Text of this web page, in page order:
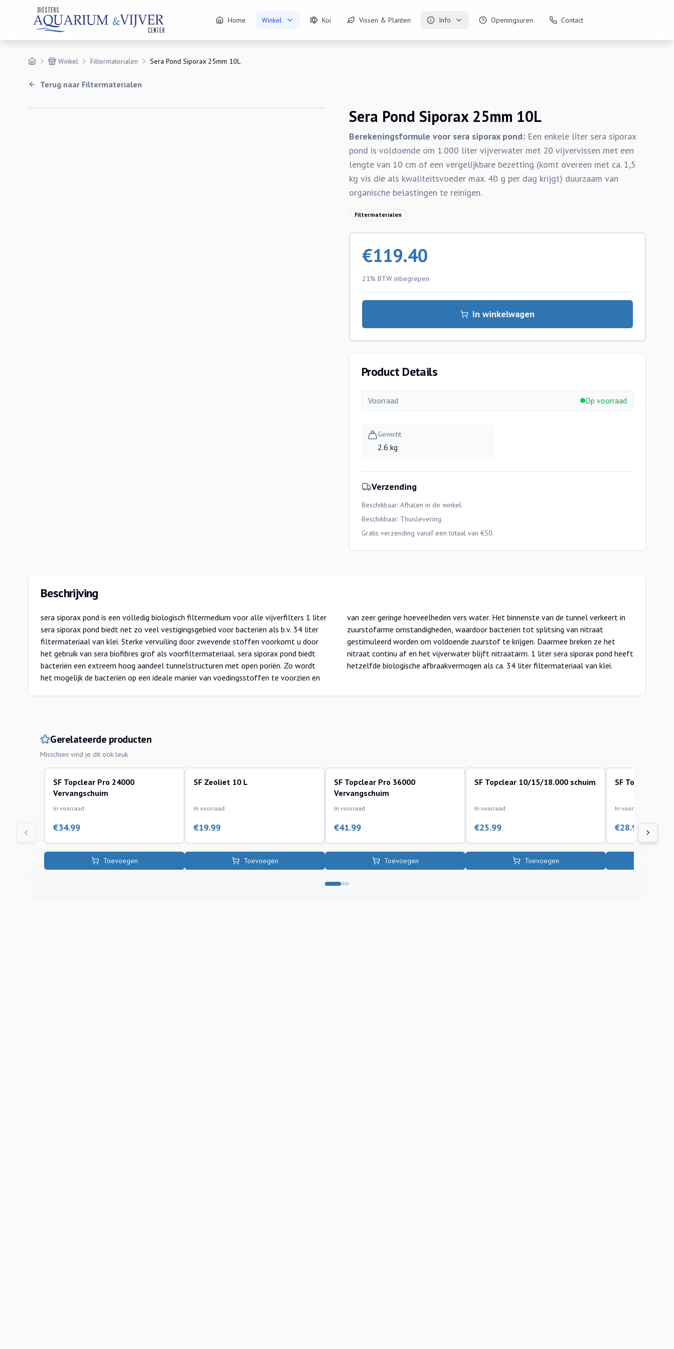
Home Winkel Koi Vissen & Planten Info Openingsuren Contact
Winkel Filtermaterialen Sera Pond Siporax 25mm 10L
Terug naar Filtermaterialen
Sera Pond Siporax 25mm 10L
Berekeningsformule voor sera siporax pond: Een enkele liter sera siporax
pond is voldoende om 1.000 liter vijverwater met 20 vijvervissen met een
lengte van 10 cm of een vergelijkbare bezetting (komt overeen met ca. 1,5
kg vis die als kwaliteitsvoeder max. 40 g per dag krijgt) duurzaam van
organische belastingen te reinigen.
Filtermaterialen
€119.40
21% BTW inbegrepen
In winkelwagen
Product Details
Voorraad Op voorraad
Gewicht
2.6 kg
Verzending
Beschikbaar: Afhalen in de winkel.
Beschikbaar: Thuislevering.
Gratis verzending vanaf een totaal van €50.
Beschrijving
sera siporax pond is een volledig biologisch filtermedium voor alle vijverfilters 1 liter
sera siporax pond biedt net zo veel vestigingsgebied voor bacteriën als b.v. 34 liter
filtermateriaal van klei. Sterke vervuiling door zwevende stoffen voorkomt u door
het gebruik van sera biofibres grof als voorfiltermateriaal. sera siporax pond biedt
bacteriën een extreem hoog aandeel tunnelstructuren met open poriën. Zo wordt
het mogelijk de bacteriën op een ideale manier van voedingsstoffen te voorzien en
van zeer geringe hoeveelheden vers water. Het binnenste van de tunnel verkeert in
zuurstofarme omstandigheden, waardoor bacteriën tot splitsing van nitraat
gestimuleerd worden om voldoende zuurstof te krijgen. Daarmee breken ze het
nitraat continu af en het vijverwater blijft nitraatarm. 1 liter sera siporax pond heeft
hetzelfde biologische afbraakvermogen als ca. 34 liter filtermateriaal van klei.
Gerelateerde producten
Misschien vind je dit ook leuk
filtermaterialen vijverafdeling
SF Topclear Pro 24000
Vervangschuim
In voorraad
€34.99
Toevoegen
waterbehandeling en algenbestrijding
SF Zeoliet 10 L
In voorraad
€19.99
Toevoegen
filtermaterialen vijverafdeling
SF Topclear Pro 36000
Vervangschuim
In voorraad
€41.99
Toevoegen
filtermaterialen vijverafdeling
SF Topclear 10/15/18.000 schuim
In voorraad
€25.99
Toevoegen
filtermaterialen
SF Topclear
In voorraad
€28.99